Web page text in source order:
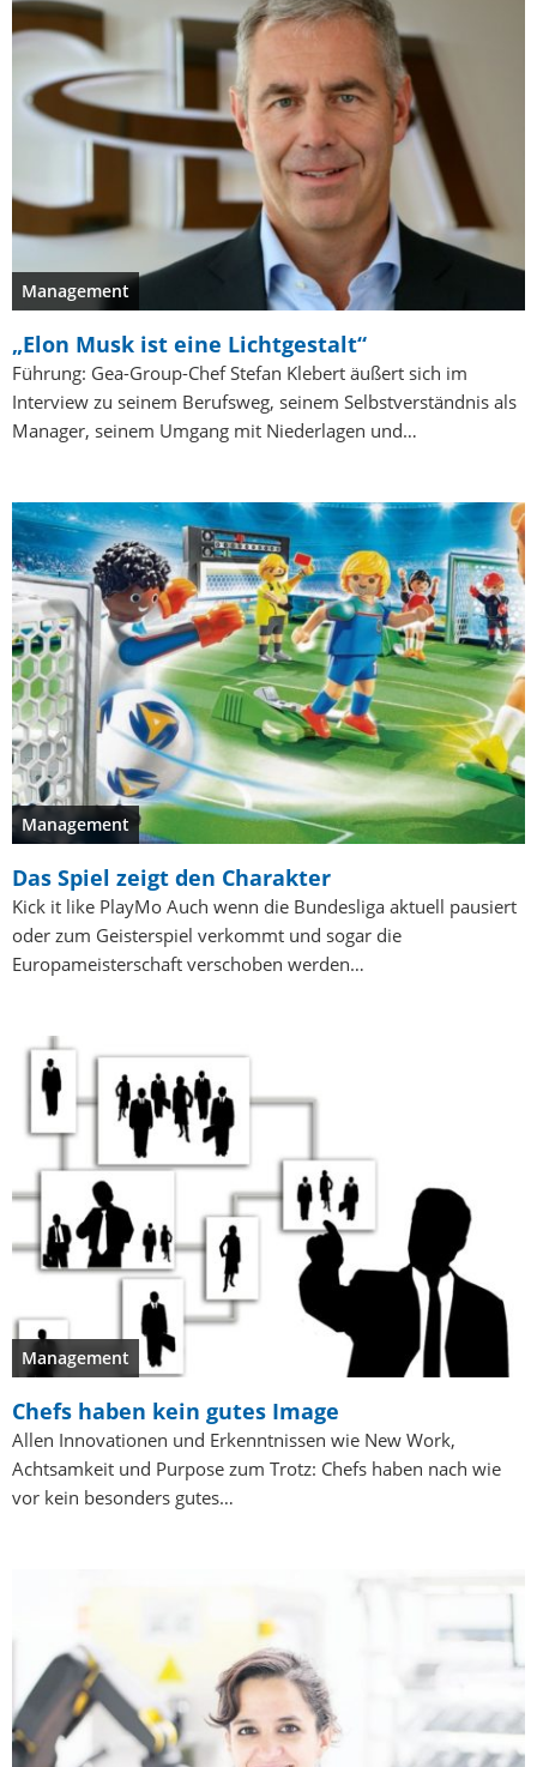
Management
„Elon Musk ist eine Lichtgestalt“
Führung: Gea-Group-Chef Stefan Klebert äußert sich im
Interview zu seinem Berufsweg, seinem Selbstverständnis als
Manager, seinem Umgang mit Niederlagen und…
Management
Das Spiel zeigt den Charakter
Kick it like PlayMo Auch wenn die Bundesliga aktuell pausiert
oder zum Geisterspiel verkommt und sogar die
Europameisterschaft verschoben werden…
Management
Chefs haben kein gutes Image
Allen Innovationen und Erkenntnissen wie New Work,
Achtsamkeit und Purpose zum Trotz: Chefs haben nach wie
vor kein besonders gutes…